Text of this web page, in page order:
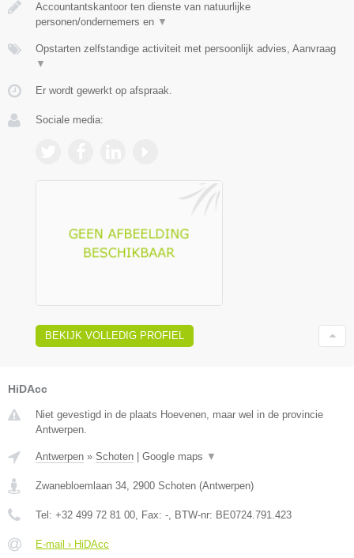
Accountantskantoor ten dienste van natuurlijke
personen/ondernemers en ▼
Opstarten zelfstandige activiteit met persoonlijk advies, Aanvraag
▼
Er wordt gewerkt op afspraak.
Sociale media:
BEKIJK VOLLEDIG PROFIEL
HiDAcc
Niet gevestigd in de plaats Hoevenen, maar wel in de provincie
Antwerpen.
Antwerpen » Schoten Google maps ▼
Zwanebloemlaan 34, 2900 Schoten (Antwerpen)
Tel: +32 499 72 81 00, Fax: -, BTW-nr: BE0724.791.423
E-mail › HiDAcc